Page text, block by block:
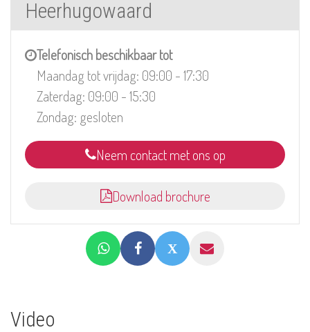
Heerhugowaard
Telefonisch beschikbaar tot
Maandag tot vrijdag: 09:00 - 17:30
Zaterdag: 09:00 - 15:30
Zondag: gesloten
Neem contact met ons op
Download brochure
Video